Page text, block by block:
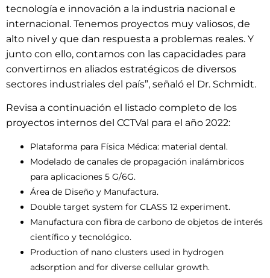
tecnología e innovación a la industria nacional e
internacional. Tenemos proyectos muy valiosos, de
alto nivel y que dan respuesta a problemas reales. Y
junto con ello, contamos con las capacidades para
convertirnos en aliados estratégicos de diversos
sectores industriales del país”, señaló el Dr. Schmidt.
Revisa a continuación el listado completo de los
proyectos internos del CCTVal para el año 2022:
Plataforma para Física Médica: material dental.
Modelado de canales de propagación inalámbricos
para aplicaciones 5 G/6G.
Área de Diseño y Manufactura.
Double target system for CLASS 12 experiment.
Manufactura con fibra de carbono de objetos de interés
científico y tecnológico.
Production of nano clusters used in hydrogen
adsorption and for diverse cellular growth.